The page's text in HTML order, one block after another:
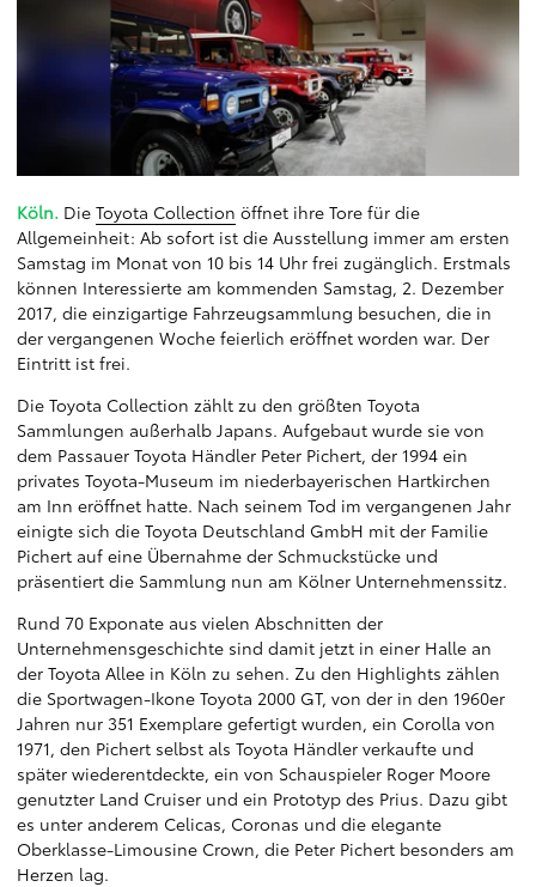
Köln. Die Toyota Collection öffnet ihre Tore für die
Allgemeinheit: Ab sofort ist die Ausstellung immer am ersten
Samstag im Monat von 10 bis 14 Uhr frei zugänglich. Erstmals
können Interessierte am kommenden Samstag, 2. Dezember
2017, die einzigartige Fahrzeugsammlung besuchen, die in
der vergangenen Woche feierlich eröffnet worden war. Der
Eintritt ist frei.
Die Toyota Collection zählt zu den größten Toyota
Sammlungen außerhalb Japans. Aufgebaut wurde sie von
dem Passauer Toyota Händler Peter Pichert, der 1994 ein
privates Toyota-Museum im niederbayerischen Hartkirchen
am Inn eröffnet hatte. Nach seinem Tod im vergangenen Jahr
einigte sich die Toyota Deutschland GmbH mit der Familie
Pichert auf eine Übernahme der Schmuckstücke und
präsentiert die Sammlung nun am Kölner Unternehmenssitz.
Rund 70 Exponate aus vielen Abschnitten der
Unternehmensgeschichte sind damit jetzt in einer Halle an
der Toyota Allee in Köln zu sehen. Zu den Highlights zählen
die Sportwagen-Ikone Toyota 2000 GT, von der in den 1960er
Jahren nur 351 Exemplare gefertigt wurden, ein Corolla von
1971, den Pichert selbst als Toyota Händler verkaufte und
später wiederentdeckte, ein von Schauspieler Roger Moore
genutzter Land Cruiser und ein Prototyp des Prius. Dazu gibt
es unter anderem Celicas, Coronas und die elegante
Oberklasse-Limousine Crown, die Peter Pichert besonders am
Herzen lag.